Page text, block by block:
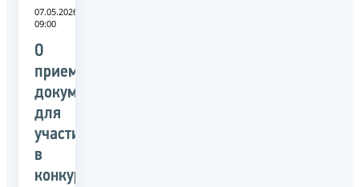
07.05.2026
09:00
О
приеме
документов
для
участия
в
конкурсе